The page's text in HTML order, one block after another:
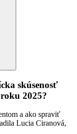
skúsenosť
2025?
a ako spraviť
Lucia Ciranová,